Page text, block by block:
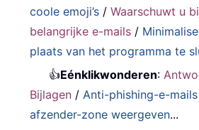
coole emoji’s /Waarschuwt u
belangrijke e-mails /
plaats van het programma te
👍Eénklikwonderen:
Bijlagen /Anti-phishing-e-mails
afzender-zone weergeven...